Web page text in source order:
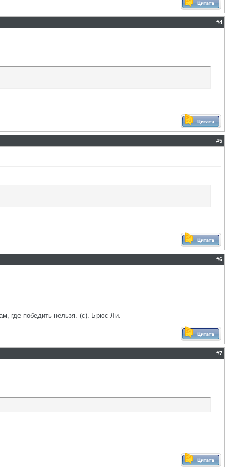
#4
#5
#6
где победить нельзя. (с). Брюс Ли.
#7